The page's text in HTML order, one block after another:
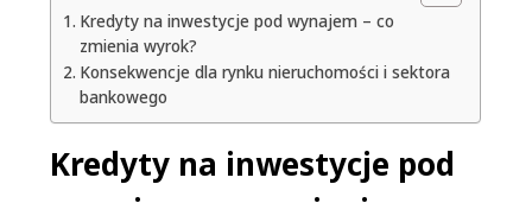
Kredyty na inwestycje pod wynajem – co
zmienia wyrok?
Konsekwencje dla rynku nieruchomości i sektora
bankowego
Kredyty na inwestycje pod